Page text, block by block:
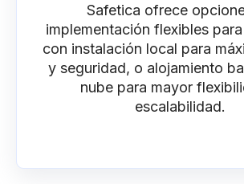
Safetica ofrece
implementación flexibles
con instalación local para
y seguridad, o alojamiento
nube para mayor
escalabilidad.